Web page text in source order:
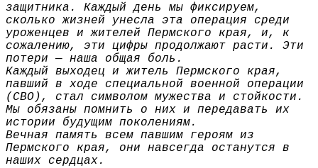
защитника. Каждый день мы фиксируем,
сколько жизней унесла эта операция среди
уроженцев и жителей Пермского края, и, к
сожалению, эти цифры продолжают расти. Эти
потери — наша общая боль.
Каждый выходец и житель Пермского края,
павший в ходе специальной военной операции
(СВО), стал символом мужества и стойкости.
Мы обязаны помнить о них и передавать их
истории будущим поколениям.
Вечная память всем павшим героям из
Пермского края, они навсегда останутся в
наших сердцах.